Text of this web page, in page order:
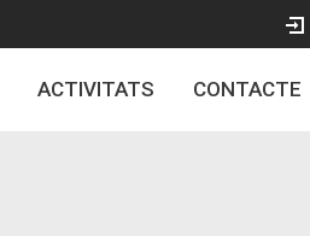
ACTIVITATS CONTACTE